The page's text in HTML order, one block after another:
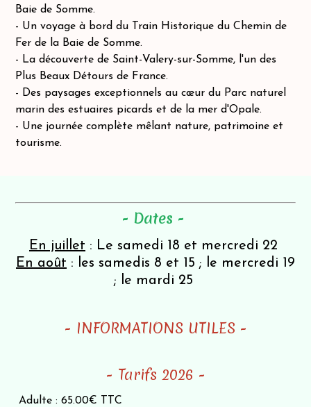
Baie de Somme.
- Un voyage à bord du Train Historique du Chemin de
Fer de la Baie de Somme.
- La découverte de Saint-Valery-sur-Somme, l'un des
Plus Beaux Détours de France.
- Des paysages exceptionnels au cœur du Parc naturel
marin des estuaires picards et de la mer d'Opale.
- Une journée complète mêlant nature, patrimoine et
tourisme.
- Dates -
En juillet : Le samedi 18 et mercredi 22
En août : les samedis 8 et 15 ; le mercredi 19
; le mardi 25
- INFORMATIONS UTILES -
- Tarifs 2026 -
Adulte : 65.00€ TTC